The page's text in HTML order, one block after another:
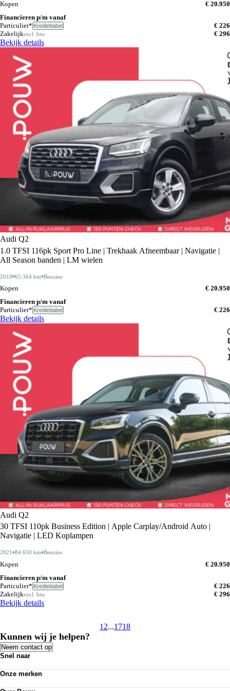
Kopen
€ 20.950
Financieren p/m vanaf
Particulier* Krediettabel
€ 226
Zakelijkexcl. btw € 296
Bekijk details
Audi Q2
1.0 TFSI 116pk Sport Pro Line | Trekhaak Afneembaar | Navigatie |
All Season banden | LM wielen
2018 65.364 km Benzine
Kopen
€ 20.950
Financieren p/m vanaf
Particulier* Krediettabel € 226
Bekijk details
Audi Q2
30 TFSI 110pk Business Edition | Apple Carplay/Android Auto |
Navigatie | LED Koplampen
2021 84.650 km Benzine
Kopen
€ 20.950
Financieren p/m vanaf
Particulier* Krediettabel
€ 226
Zakelijkexcl. btw € 296
Bekijk details
1 2...1718
Kunnen wij je helpen?
Neem contact op
Snel naar
Bedrijfswagens
Onze merken